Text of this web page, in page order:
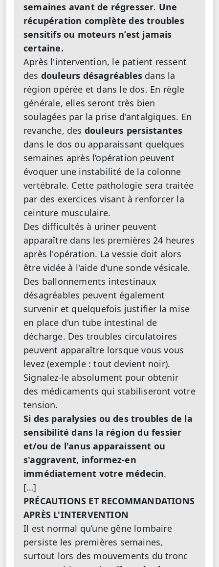
semaines avant de régresser. Une
récupération complète des troubles
sensitifs ou moteurs n’est jamais
certaine.
Après l'intervention, le patient ressent
des douleurs désagréables dans la
région opérée et dans le dos. En règle
générale, elles seront très bien
soulagées par la prise d'antalgiques. En
revanche, des douleurs persistantes
dans le dos ou apparaissant quelques
semaines après l’opération peuvent
évoquer une instabilité de la colonne
vertébrale. Cette pathologie sera traitée
par des exercices visant à renforcer la
ceinture musculaire.
Des difficultés à uriner peuvent
apparaître dans les premières 24 heures
après l'opération. La vessie doit alors
être vidée à l'aide d'une sonde vésicale.
Des ballonnements intestinaux
désagréables peuvent également
survenir et quelquefois justifier la mise
en place d'un tube intestinal de
décharge. Des troubles circulatoires
peuvent apparaître lorsque vous vous
levez (exemple : tout devient noir).
Signalez-le absolument pour obtenir
des médicaments qui stabiliseront votre
tension.
Si des paralysies ou des troubles de la
sensibilité dans la région du fessier
et/ou de l'anus apparaissent ou
s'aggravent, informez-en
immédiatement votre médecin.
[…]
PRÉCAUTIONS ET RECOMMANDATIONS
APRÈS L'INTERVENTION
Il est normal qu’une gêne lombaire
persiste les premières semaines,
surtout lors des mouvements du tronc